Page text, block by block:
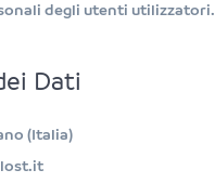
degli utenti utilizzatori.
Dati
(Italia)